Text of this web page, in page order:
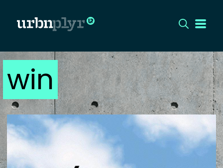
CÍMLAP
DIZÁJN
DIVAT
HIP
win